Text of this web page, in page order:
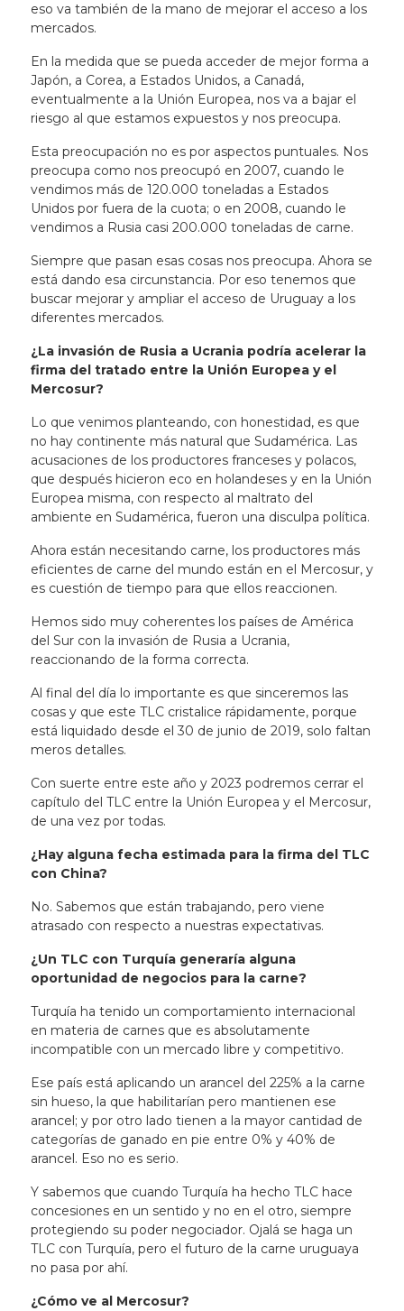
eso va también de la mano de mejorar el acceso a los
mercados.
En la medida que se pueda acceder de mejor forma a
Japón, a Corea, a Estados Unidos, a Canadá,
eventualmente a la Unión Europea, nos va a bajar el
riesgo al que estamos expuestos y nos preocupa.
Esta preocupación no es por aspectos puntuales. Nos
preocupa como nos preocupó en 2007, cuando le
vendimos más de 120.000 toneladas a Estados
Unidos por fuera de la cuota; o en 2008, cuando le
vendimos a Rusia casi 200.000 toneladas de carne.
Siempre que pasan esas cosas nos preocupa. Ahora se
está dando esa circunstancia. Por eso tenemos que
buscar mejorar y ampliar el acceso de Uruguay a los
diferentes mercados.
¿La invasión de Rusia a Ucrania podría acelerar la
firma del tratado entre la Unión Europea y el
Mercosur?
Lo que venimos planteando, con honestidad, es que
no hay continente más natural que Sudamérica. Las
acusaciones de los productores franceses y polacos,
que después hicieron eco en holandeses y en la Unión
Europea misma, con respecto al maltrato del
ambiente en Sudamérica, fueron una disculpa política.
Ahora están necesitando carne, los productores más
eficientes de carne del mundo están en el Mercosur, y
es cuestión de tiempo para que ellos reaccionen.
Hemos sido muy coherentes los países de América
del Sur con la invasión de Rusia a Ucrania,
reaccionando de la forma correcta.
Al final del día lo importante es que sinceremos las
cosas y que este TLC cristalice rápidamente, porque
está liquidado desde el 30 de junio de 2019, solo faltan
meros detalles.
Con suerte entre este año y 2023 podremos cerrar el
capítulo del TLC entre la Unión Europea y el Mercosur,
de una vez por todas.
¿Hay alguna fecha estimada para la firma del TLC
con China?
No. Sabemos que están trabajando, pero viene
atrasado con respecto a nuestras expectativas.
¿Un TLC con Turquía generaría alguna
oportunidad de negocios para la carne?
Turquía ha tenido un comportamiento internacional
en materia de carnes que es absolutamente
incompatible con un mercado libre y competitivo.
Ese país está aplicando un arancel del 225% a la carne
sin hueso, la que habilitarían pero mantienen ese
arancel; y por otro lado tienen a la mayor cantidad de
categorías de ganado en pie entre 0% y 40% de
arancel. Eso no es serio.
Y sabemos que cuando Turquía ha hecho TLC hace
concesiones en un sentido y no en el otro, siempre
protegiendo su poder negociador. Ojalá se haga un
TLC con Turquía, pero el futuro de la carne uruguaya
no pasa por ahí.
¿Cómo ve al Mercosur?